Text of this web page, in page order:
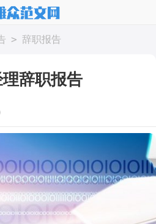
> 辞职报告
辞职报告